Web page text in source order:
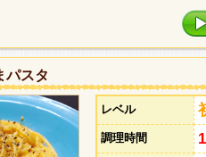
パスタ
レベル
調理時間